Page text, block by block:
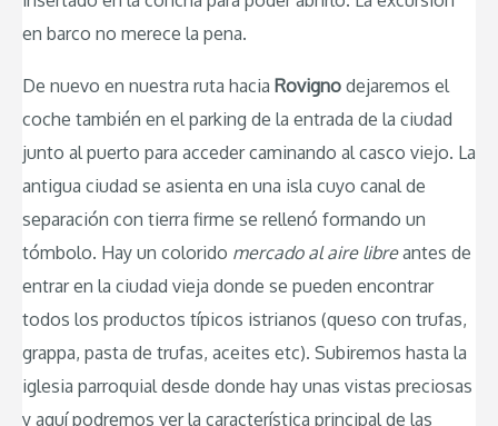
en barco no merece la pena.
De nuevo en nuestra ruta hacia Rovigno dejaremos el
coche también en el parking de la entrada de la ciudad
junto al puerto para acceder caminando al casco viejo. La
antigua ciudad se asienta en una isla cuyo canal de
separación con tierra firme se rellenó formando un
tómbolo. Hay un colorido mercado al aire libreantes de
entrar en la ciudad vieja donde se pueden encontrar
todos los productos típicos istrianos (queso con trufas,
grappa, pasta de trufas, aceites etc). Subiremos hasta la
iglesia parroquial desde donde hay unas vistas preciosas
y aquí podremos ver la característica principal de las